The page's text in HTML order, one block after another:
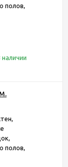
полов,
наличии
полов,